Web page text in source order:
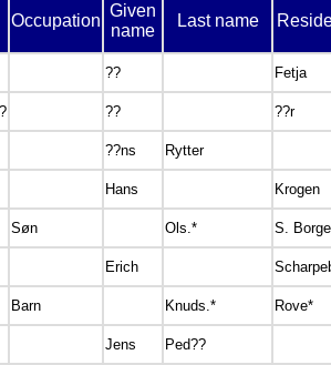
Occupation
Given
name
Last name
??
Fetja
??
??r
??ns
Rytter
Hans
Krogen
Søn Ols.*
S.
Erich
Barn Knuds.*
Rove*
Jens
Ped??